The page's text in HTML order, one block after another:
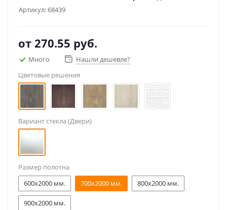
Артикул:68439
от 270.55 руб.
Много
Нашли дешевле?
Цветовые решения
Вариант стекла (Двери)
Размер полотна
600x2000 мм.
700x2000 мм. 800x2000 мм.
900x2000 мм.